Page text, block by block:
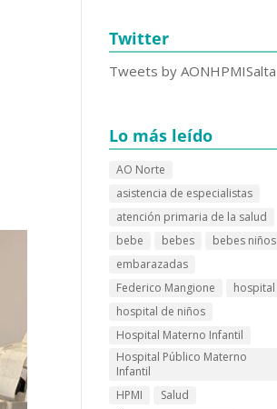
Twitter
Tweets by AONHPMISalta
Lo más leído
AO Norte
asistencia de especialistas
atención primaria de la salud
bebe
bebes
bebes niños
embarazadas
Federico Mangione
hospital
hospital de niños
Hospital Materno Infantil
Hospital Público Materno
Infantil
HPMI
Salud